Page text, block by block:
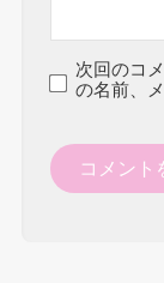
次回のコ
の名前、